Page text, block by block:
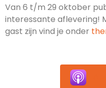
Van 6 t/m 29 oktober
interessante aflevering!
gast zijn vind je onder